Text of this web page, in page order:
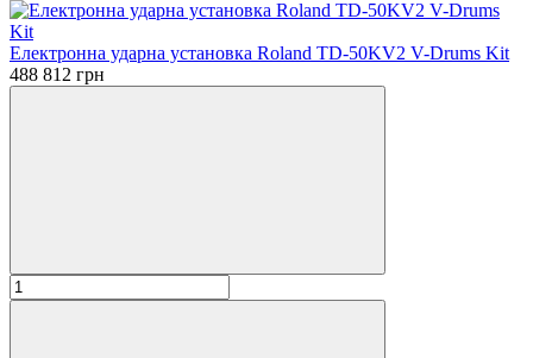
Електронна ударна установка Roland TD-50KV2 V-Drums Kit
488 812 грн